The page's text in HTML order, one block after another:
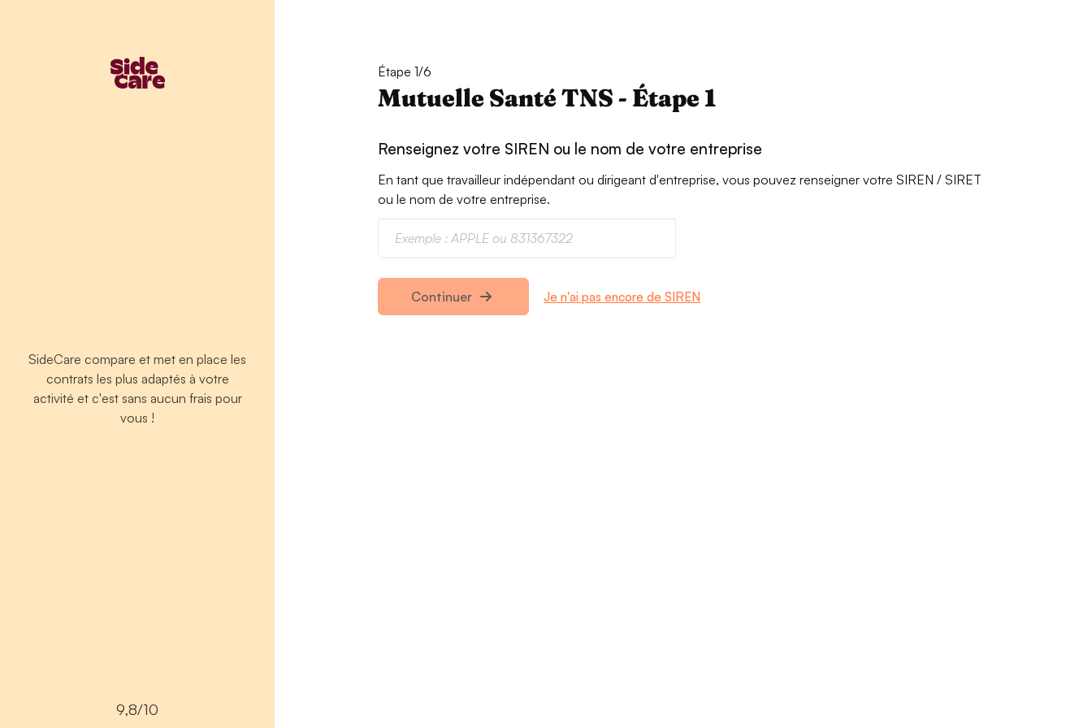
SideCare compare et met en place les
contrats les plus adaptés à votre
activité et c'est sans aucun frais pour
vous !
9,8/10
Étape 1/6
Mutuelle Santé TNS - Étape 1
Renseignez votre SIREN ou le nom de votre entreprise
En tant que travailleur indépendant ou dirigeant d'entreprise, vous pouvez renseigner votre SIREN / SIRET
ou le nom de votre entreprise.
Continuer Je n'ai pas encore de SIREN